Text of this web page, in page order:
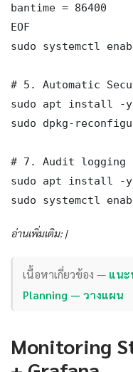
bantime = 86400
EOF
sudo systemctl
# 5. Automatic
sudo apt install -y
sudo dpkg-
# 7. Audit logging
sudo apt install -
sudo systemctl
อ่านเพิ่มเติม: |
เนื้อหาเกี่ยวข้อง — แนะ
Planning — วางแผน
Monitoring